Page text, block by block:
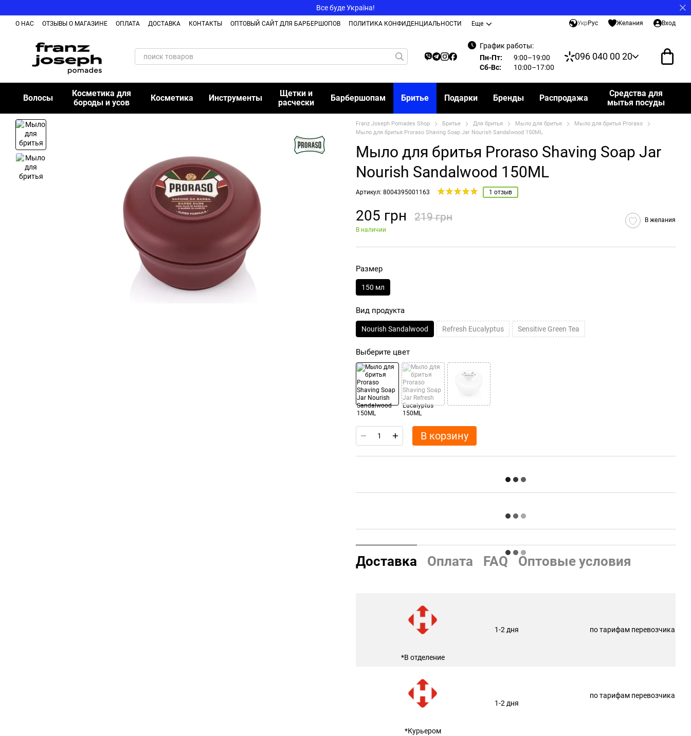
Все буде Україна!
О НАС ОТЗЫВЫ О МАГАЗИНЕ ОПЛАТА ДОСТАВКА КОНТАКТЫ ОПТОВЫЙ САЙТ ДЛЯ БАРБЕРШОПОВ ПОЛИТИКА КОНФИДЕНЦИАЛЬНОСТИ Еще Укр Рус Желания Вход
График работы:
Пн-Пт:
9:00–19:00
Сб-Вс:
10:00–17:00
096 040 00 20
Волосы
Косметика для
бороды и усов
Косметика Инструменты
Щетки и
расчески
Барбершопам Бритье Подарки Бренды Распродажа
Средства для
мытья посуды
Franz Joseph Pomades Shop Бритье Для бритья Мыло для бритья
Мыло для бритья Proraso
Мыло для бритья Proraso Shaving Soap Jar Nourish Sandalwood 150ML
Мыло для бритья Proraso Shaving Soap Jar
Nourish Sandalwood 150ML
Артикул: 8004395001163 1 отзыв
205 грн 219 грн
В наличии
В желания
Размер
150 мл
Вид продукта
Nourish Sandalwood Refresh Eucalyptus Sensitive Green Tea
Выберите цвет
В корзину
Доставка Оплата FAQ Оптовые условия
*В отделение
1-2 дня по тарифам перевозчика
*Курьером
1-2 дня
по тарифам перевозчика